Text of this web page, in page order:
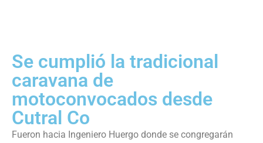
Se cumplió la tradicional
caravana de
motoconvocados desde
Cutral Co
Fueron hacia Ingeniero Huergo donde se congregarán